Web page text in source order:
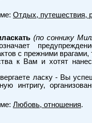
Отдых, путешествия,
(по соннику
с прежними
к Вам и хотят
ласку - Вы
интригу,
Любовь, отношения.